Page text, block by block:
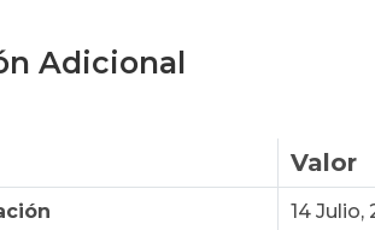
Adicional
Valor
14 Julio,